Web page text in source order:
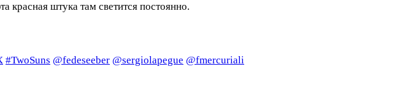
красная штука там светится постоянно.
#TwoSuns @fedeseeber @sergiolapegue @fmercuriali